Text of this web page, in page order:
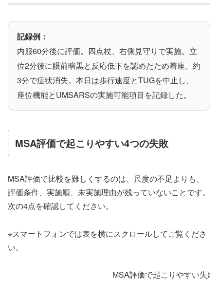
記録例：
内服60分後に評価。四点杖、右側見守りで実施。立
位2分後に眼前暗黒と反応低下を認めたため着座。約
3分で症状消失。本日は歩行速度とTUGを中止し、
座位機能とUMSARSの実施可能項目を記録した。
MSA評価で起こりやすい4つの失敗
MSA評価で比較を難しくするのは、尺度の不足よりも、
評価条件、実施順、未実施理由が残っていないことです。
次の4点を確認してください。
※スマートフォンでは表を横にスクロールしてご覧くださ
い。
MSA評価で起こりやすい失敗